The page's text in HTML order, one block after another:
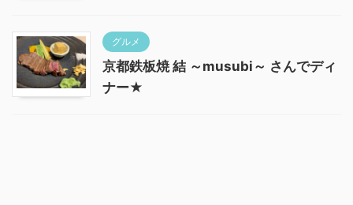
グルメ
京都鉄板焼 結 ～musubi～ さんでディ
ナー★